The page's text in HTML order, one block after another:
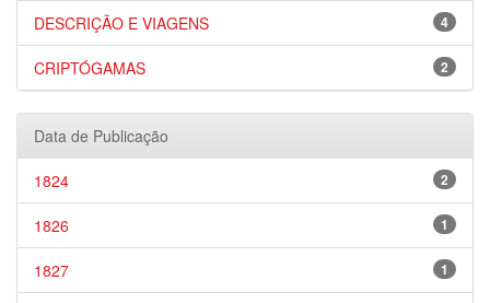
4
DESCRIÇÃO E VIAGENS
2
CRIPTÓGAMAS
Data de Publicação
2
1824
1
1826
1
1827